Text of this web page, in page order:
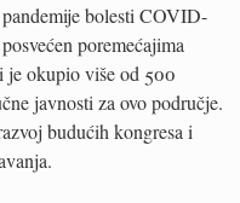
bolesti COVID-
poremećajima
je okupio više od 500
javnosti za ovo područje.
budućih kongresa i